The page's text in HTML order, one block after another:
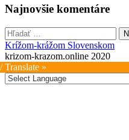
Najnovšie komentáre
Hľadať:
Krížom-krážom Slovenskom
krizom-krazom.online 2020
Translate »